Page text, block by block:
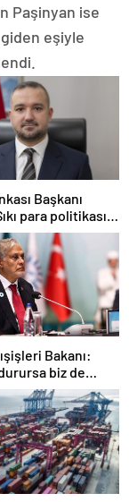
Paşinyan ise
eşiyle
Başkanı
para politikası
sürecek
Bakanı:
biz de